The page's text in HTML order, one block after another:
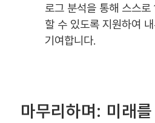
로그 분석을 통해 스스
할 수 있도록 지원하여
기여합니다.
마무리하며: 미래